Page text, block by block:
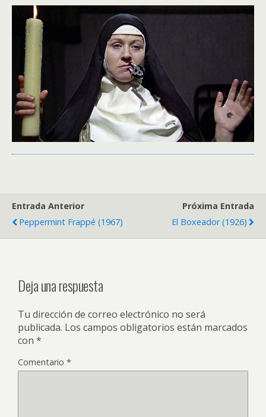
Entrada Anterior
Peppermint Frappé (1967)
Próxima Entrada
El Boxeador (1926)
Deja una respuesta
Tu dirección de correo electrónico no será
publicada. Los campos obligatorios están marcados
con *
Comentario *